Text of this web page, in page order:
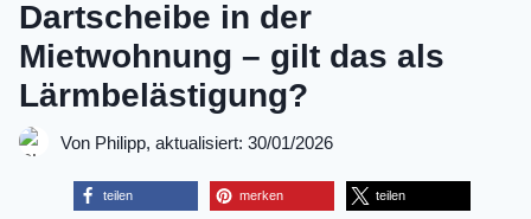
Dartscheibe in der
Mietwohnung – gilt das als
Lärmbelästigung?
Von Philipp, aktualisiert: 30/01/2026
teilen merken teilen